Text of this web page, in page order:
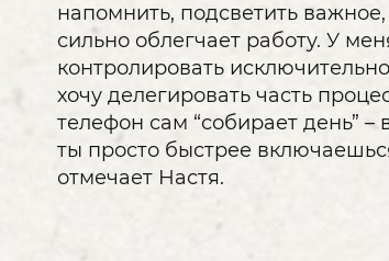
напомнить, подсветить
сильно облегчает работу. У
контролировать
хочу делегировать часть
телефон сам “собирает день”
ты просто быстрее
отмечает Настя.